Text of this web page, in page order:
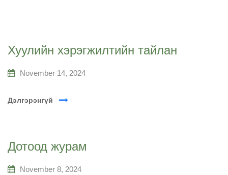
Хуулийн хэрэгжилтийн тайлан
November 14, 2024
Дэлгэрэнгүй
Дотоод журам
November 8, 2024